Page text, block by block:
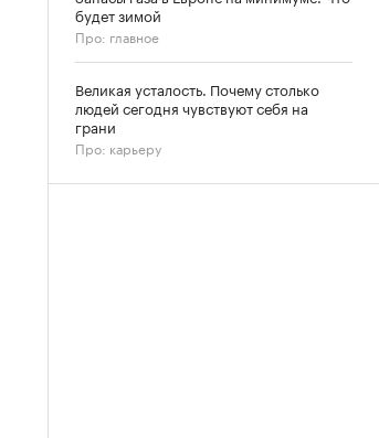
будет зимой
Про: главное
Великая усталость. Почему столько
людей сегодня чувствуют себя на
грани
Про: карьеру